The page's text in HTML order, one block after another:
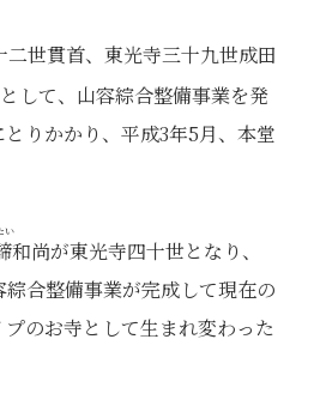
世貫首、東光寺三十九世成田
して、山容綜合整備事業を発
りかかり、平成3年5月、本堂
い
和尚が東光寺四十世となり、
合整備事業が完成して現在の
のお寺として生まれ変わった